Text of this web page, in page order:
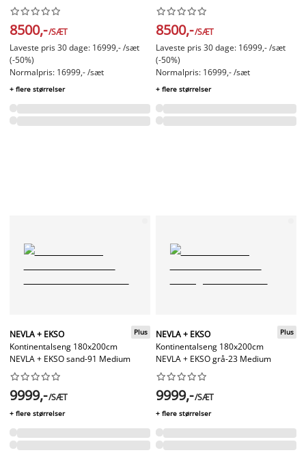






8500,-/SÆT
Laveste pris 30 dage: 16999,- /sæt
(-50%)
Normalpris: 16999,- /sæt
+ flere størrelser






8500,-/SÆT
Laveste pris 30 dage: 16999,- /sæt
(-50%)
Normalpris: 16999,- /sæt
+ flere størrelser
NEVLA + EKSO
Kontinentalseng 180x200cm
NEVLA + EKSO sand-91 Medium
Plus






9999,-/SÆT
+ flere størrelser
NEVLA + EKSO
Kontinentalseng 180x200cm
NEVLA + EKSO grå-23 Medium
Plus






9999,-/SÆT
+ flere størrelser